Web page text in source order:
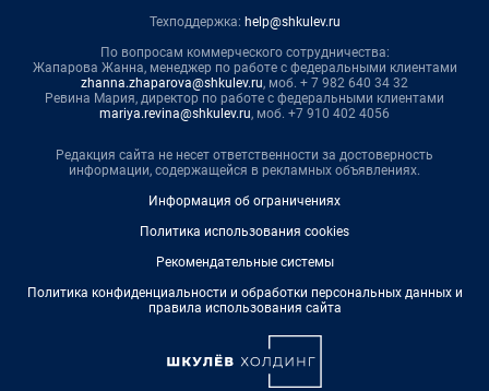
Техподдержка: help@shkulev.ru
По вопросам коммерческого сотрудничества:
Жапарова Жанна, менеджер по работе с федеральными клиентами
zhanna.zhaparova@shkulev.ru, моб. + 7 982 640 34 32
Ревина Мария, директор по работе с федеральными клиентами
mariya.revina@shkulev.ru, моб. +7 910 402 4056
Редакция сайта не несет ответственности за достоверность
информации, содержащейся в рекламных объявлениях.
Информация об ограничениях
Политика использования cookies
Рекомендательные системы
Политика конфиденциальности и обработки персональных данных и
правила использования сайта